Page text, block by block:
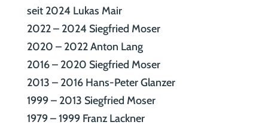
seit 2024 Lukas Mair
2022 – 2024 Siegfried Moser
2020 – 2022 Anton Lang
2016 – 2020 Siegfried Moser
2013 – 2016 Hans-Peter Glanzer
1999 – 2013 Siegfried Moser
1979 – 1999 Franz Lackner